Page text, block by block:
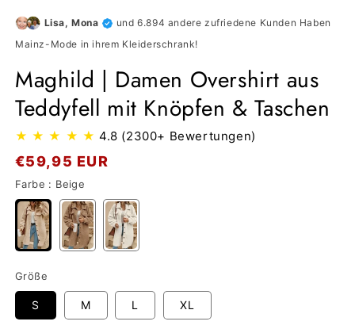
Lisa, Mona
und 6.894 andere zufriedene Kunden Haben
Mainz-Mode in ihrem Kleiderschrank!
Maghild | Damen Overshirt aus
Teddyfell mit Knöpfen & Taschen
★ ★ ★ ★ ★ 4.8 (2300+ Bewertungen)
Normaler
Preis
€59,95 EUR
Farbe : Beige
Größe
S M L XL